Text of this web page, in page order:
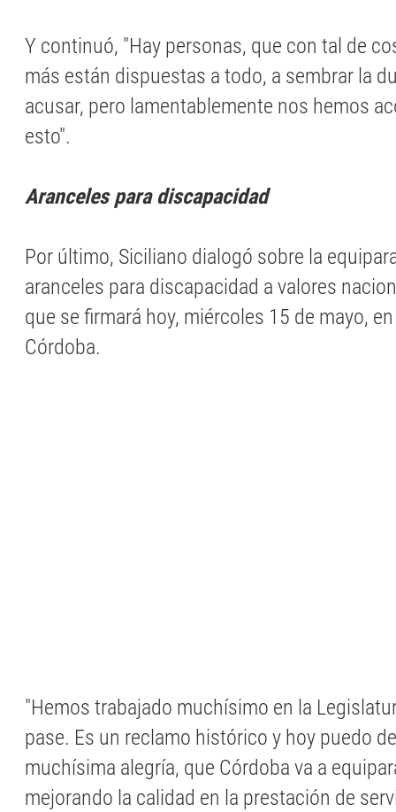
Y continuó, "Hay personas, que con tal de
más están dispuestas a todo, a sembrar la
acusar, pero lamentablemente nos hemos
esto".
Aranceles para discapacidad
Por último, Siciliano dialogó sobre la
aranceles para discapacidad a valores
que se firmará hoy, miércoles 15 de mayo,
Córdoba.
"Hemos trabajado muchísimo en la
pase. Es un reclamo histórico y hoy puedo
muchísima alegría, que Córdoba va a
mejorando la calidad en la prestación de